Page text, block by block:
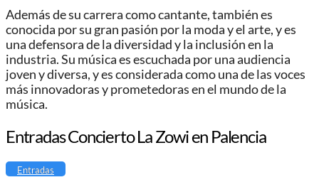
Además de su carrera como cantante, también es
conocida por su gran pasión por la moda y el arte, y es
una defensora de la diversidad y la inclusión en la
industria. Su música es escuchada por una audiencia
joven y diversa, y es considerada como una de las voces
más innovadoras y prometedoras en el mundo de la
música.
Entradas Concierto La Zowi en Palencia
Entradas